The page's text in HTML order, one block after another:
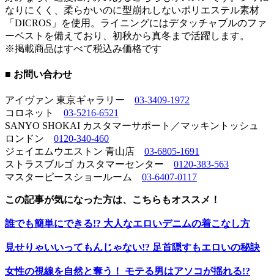
なりにくく、柔らかいのに型崩れしないポリエステル素材
「DICROS」を使用。ライニングにはデタッチャブルのファ
ーベストを備えており、初秋から真冬まで活躍します。
※掲載商品はすべて税込み価格です
■ お問い合わせ
アイヴァン 東京ギャラリー 03-3409-1972
コロネット 03-5216-6521
SANYO SHOKAI カスタマーサポート／マッキントッシュ
ロンドン 0120-340-460
ジェイエムウエストン 青山店 03-6805-1691
ストラスブルゴ カスタマーセンター 0120-383-563
マスターピースショールーム 03-6407-0117
この記事が気になった方は、こちらもオススメ！
誰でも簡単にできる!? 大人なエロいデニムの着こなし方
見せりゃいいってもんじゃない!? 足首隠すもエロいの秘訣
女性の視線を自然と奪う！ モテる男はアソコが揺れる!?